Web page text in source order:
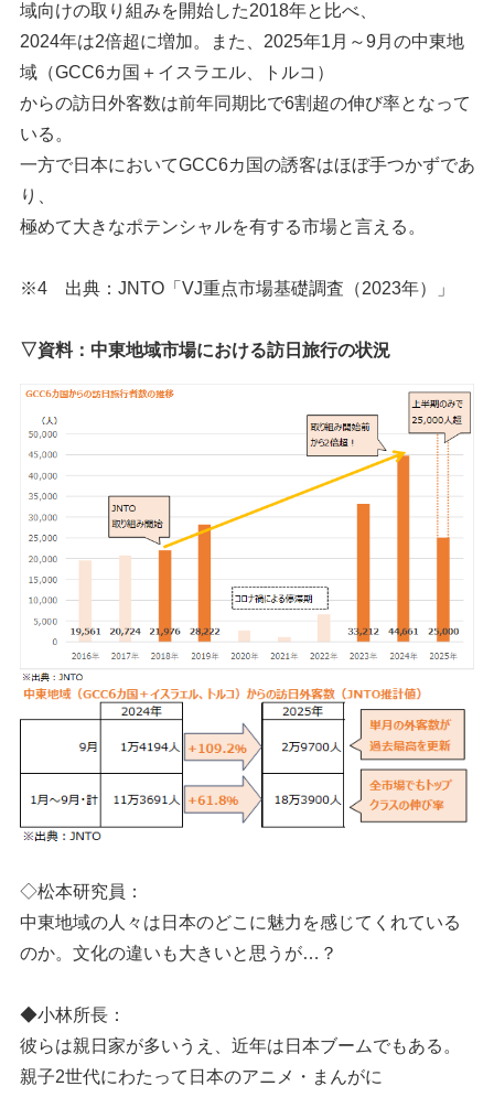
域向けの取り組みを開始した2018年と比べ、
2024年は2倍超に増加。また、2025年1月～9月の中東地
域（GCC6カ国＋イスラエル、トルコ）
からの訪日外客数は前年同期比で6割超の伸び率となって
いる。
一方で日本においてGCC6カ国の誘客はほぼ手つかずであ
り、
極めて大きなポテンシャルを有する市場と言える。
※4 出典：JNTO「VJ重点市場基礎調査（2023年）」
▽資料：中東地域市場における訪日旅行の状況
◇松本研究員：
中東地域の人々は日本のどこに魅力を感じてくれている
のか。文化の違いも大きいと思うが…？
◆小林所長：
彼らは親日家が多いうえ、近年は日本ブームでもある。
親子2世代にわたって日本のアニメ・まんがに